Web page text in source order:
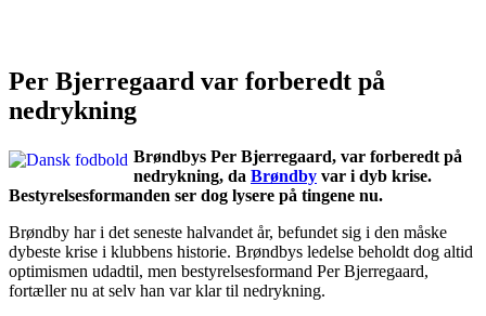
Per Bjerregaard var forberedt på
nedrykning
Brøndbys Per Bjerregaard, var forberedt på
nedrykning, da Brøndby var i dyb krise.
Bestyrelsesformanden ser dog lysere på tingene nu.
Brøndby har i det seneste halvandet år, befundet sig i den måske
dybeste krise i klubbens historie. Brøndbys ledelse beholdt dog altid
optimismen udadtil, men bestyrelsesformand Per Bjerregaard,
fortæller nu at selv han var klar til nedrykning.